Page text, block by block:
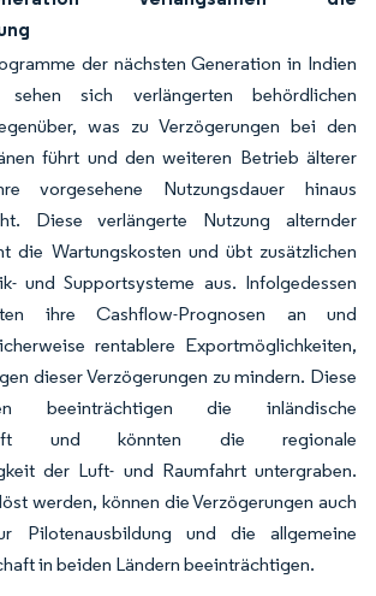
der nächsten Generation in Indien
sich verlängerten behördlichen
was zu Verzögerungen bei den
führt und den weiteren Betrieb älterer
vorgesehene Nutzungsdauer hinaus
Diese verlängerte Nutzung alternder
die Wartungskosten und übt zusätzlichen
und Supportsysteme aus. Infolgedessen
ihre Cashflow-Prognosen an und
rentablere Exportmöglichkeiten,
dieser Verzögerungen zu mindern. Diese
beeinträchtigen die inländische
und könnten die regionale
der Luft- und Raumfahrt untergraben.
werden, können die Verzögerungen auch
Pilotenausbildung und die allgemeine
in beiden Ländern beeinträchtigen.